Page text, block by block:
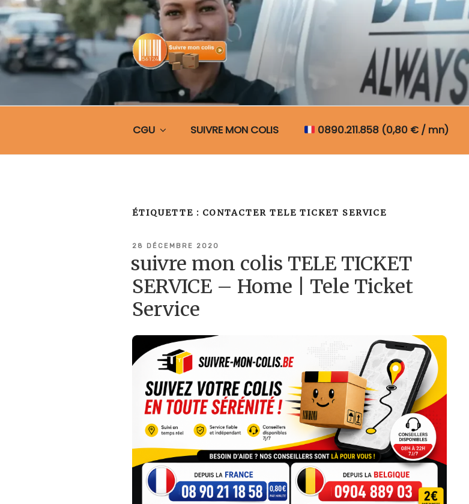
Aller
au
contenu
principal
SUIVRE MON COLIS BELGIQUE
CGU SUIVRE MON COLIS 0890.211.858 (0,80 € / mn)
ÉTIQUETTE : CONTACTER TELE TICKET SERVICE
PUBLIÉ
28 DÉCEMBRE 2020
suivre mon colis TELE TICKET
SERVICE – Home | Tele Ticket
Service